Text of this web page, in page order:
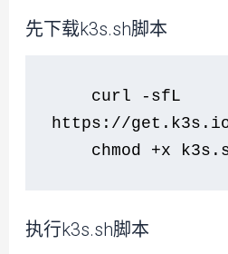
先下载k3s.sh脚本
https://
chmod +x
执行k3s.sh脚本